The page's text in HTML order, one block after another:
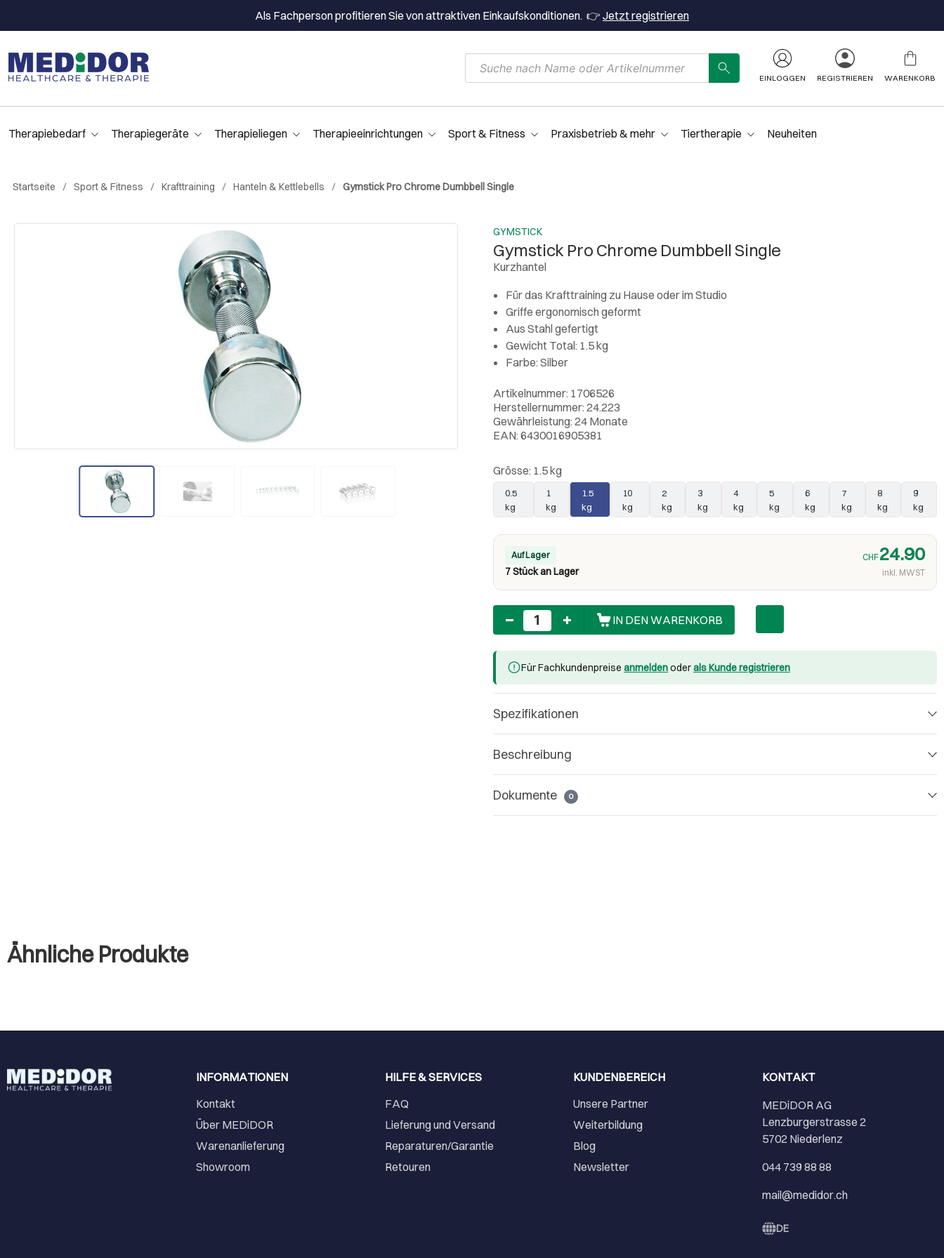
Als Fachperson profitieren Sie von attraktiven Einkaufskonditionen. 👉 Jetzt registrieren
EINLOGGEN REGISTRIEREN WARENKORB
Therapiebedarf Therapiegeräte Therapieliegen Therapieeinrichtungen Sport & Fitness Praxisbetrieb & mehr Tiertherapie Neuheiten
Startseite Sport & Fitness Krafttraining Hanteln & Kettlebells Gymstick Pro Chrome Dumbbell Single
GYMSTICK
Gymstick Pro Chrome Dumbbell Single
Kurzhantel
Für das Krafttraining zu Hause oder im Studio
Griffe ergonomisch geformt
Aus Stahl gefertigt
Gewicht Total: 1.5 kg
Farbe: Silber
Artikelnummer: 1706526
Herstellernummer: 24.223
Gewährleistung: 24 Monate
EAN: 6430016905381
Grösse: 1.5 kg
0.5
kg
1
kg
1.5
kg
10
kg
2
kg
3
kg
4
kg
5
kg
6
kg
7
kg
8
kg
9
kg
Auf Lager
7 Stück an Lager
CHF24.90
inkl. MWST
Anzahl
IN DEN WARENKORB
Für Fachkundenpreise anmeldenoderals Kunde registrieren
Spezifikationen
Beschreibung
Dokumente 0
Ähnliche Produkte
INFORMATIONEN
Kontakt
Über MEDiDOR
Warenanlieferung
Showroom
HILFE & SERVICES
FAQ
Lieferung und Versand
Reparaturen/Garantie
Retouren
KUNDENBEREICH
Unsere Partner
Weiterbildung
Blog
Newsletter
KONTAKT
MEDiDOR AG
Lenzburgerstrasse 2
5702 Niederlenz
044 739 88 88
mail@medidor.ch
DE